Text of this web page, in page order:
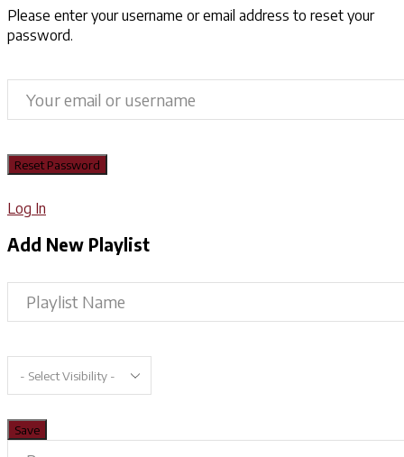
Please enter your username or email address to reset your
password.
Log In
Add New Playlist